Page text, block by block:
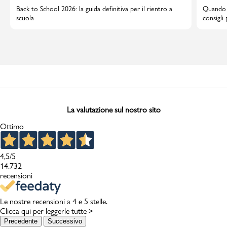
Back to School 2026: la guida definitiva per il rientro a
scuola
consigli
La valutazione sul nostro sito
Ottimo
4,5/5
14.732
recensioni
Le nostre recensioni a 4 e 5 stelle.
Clicca qui per leggerle tutte >
Precedente Successivo